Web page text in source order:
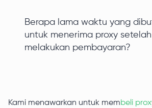
Berapa lama waktu yang
untuk menerima proxy setelah
melakukan pembayaran?
Kami menawarkan untuk membeli